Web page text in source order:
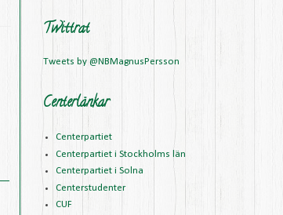
Twittrat
Tweets by @NBMagnusPersson
Centerlänkar
Centerpartiet
Centerpartiet i Stockholms län
Centerpartiet i Solna
Centerstudenter
CUF